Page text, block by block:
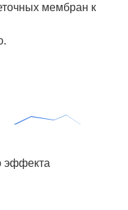
мембран к
эффекта